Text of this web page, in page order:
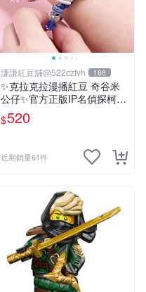
謙謙紅豆舖@522czfvh 188
✨克拉克拉漫播紅豆 奇谷米
公仔✨官方正版IP名偵探柯南
手繩共六款
$520
近期銷量61件